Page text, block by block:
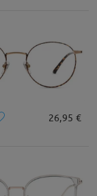
26,95 €